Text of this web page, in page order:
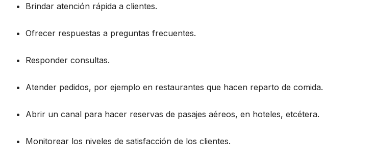
Brindar atención rápida a clientes.
Ofrecer respuestas a preguntas frecuentes.
Responder consultas.
Atender pedidos, por ejemplo en restaurantes que hacen reparto de comida.
Abrir un canal para hacer reservas de pasajes aéreos, en hoteles, etcétera.
Monitorear los niveles de satisfacción de los clientes.